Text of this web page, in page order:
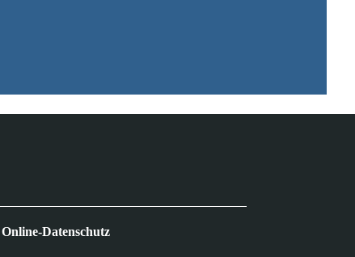
Online-Datenschutz